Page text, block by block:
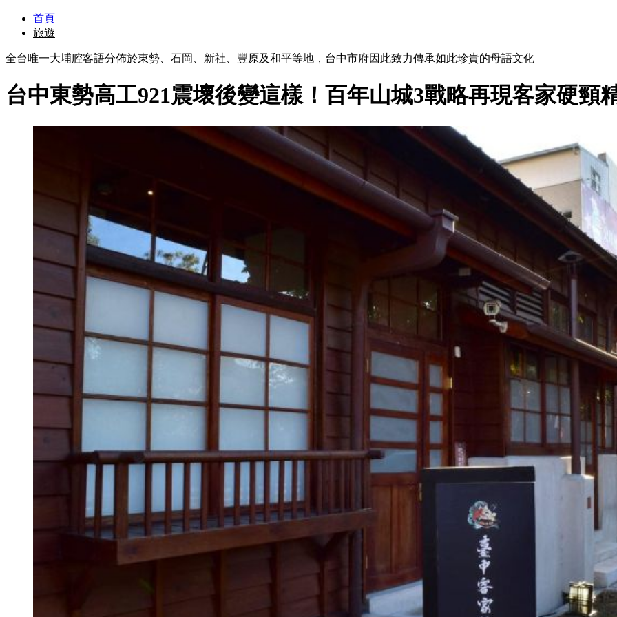
首頁
旅遊
全台唯一大埔腔客語分佈於東勢、石岡、新社、豐原及和平等地，台中市府因此致力傳承如此珍貴的母語文化
台中東勢高工921震壞後變這樣！百年山城3戰略再現客家硬頸